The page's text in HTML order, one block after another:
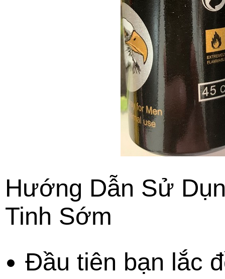
Hướng Dẫn Sử
Tinh Sớm
Đầu tiên bạn lắc